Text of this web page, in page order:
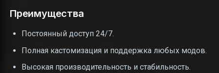
Преимущества
Постоянный доступ 24/7.
Полная кастомизация и поддержка любых модов.
Высокая производительность и стабильность.